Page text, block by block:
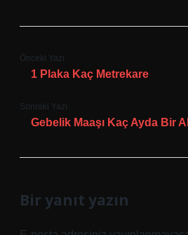
Önceki Yazı
1 Plaka Kaç Metrekare
Sonraki Yazı
Gebelik Maaşı Kaç Ayda Bir
Bir yanıt yazın